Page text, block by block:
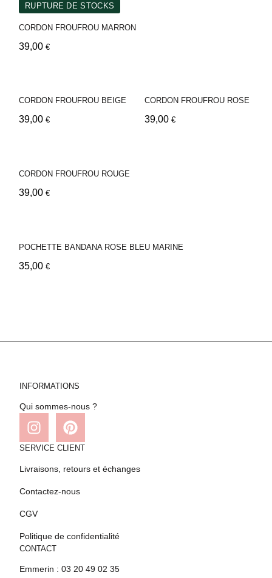
RUPTURE DE STOCKS
CORDON FROUFROU MARRON
39,00 €
CORDON FROUFROU BEIGE
39,00 €
CORDON FROUFROU ROSE
39,00 €
CORDON FROUFROU ROUGE
39,00 €
POCHETTE BANDANA ROSE BLEU MARINE
35,00 €
INFORMATIONS
Qui sommes-nous ?
SERVICE CLIENT
Livraisons, retours et échanges
Contactez-nous
CGV
Politique de confidentialité
CONTACT
Emmerin : 03 20 49 02 35